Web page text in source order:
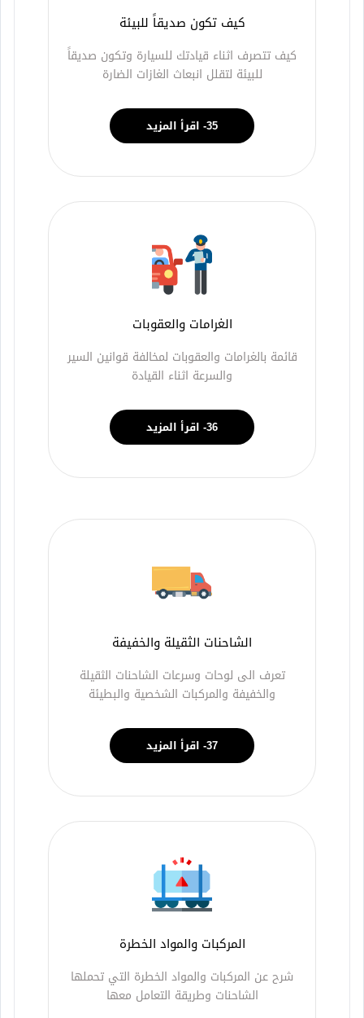
كيف تكون صديقاً للبيئة
كيف تتصرف اثناء قيادتك للسيارة وتكون صديقاً
للبيئة لتقلل انبعاث الغازات الضارة
35- اقرأ المزيد
الغرامات والعقوبات
قائمة بالغرامات والعقوبات لمخالفة قوانين السير
والسرعة اثناء القيادة
36- اقرأ المزيد
الشاحنات الثقيلة والخفيفة
تعرف الى لوحات وسرعات الشاحنات الثقيلة
والخفيفة والمركبات الشخصية والبطيئة
37- اقرأ المزيد
المركبات والمواد الخطرة
شرح عن المركبات والمواد الخطرة التي تحملها
الشاحنات وطريقة التعامل معها